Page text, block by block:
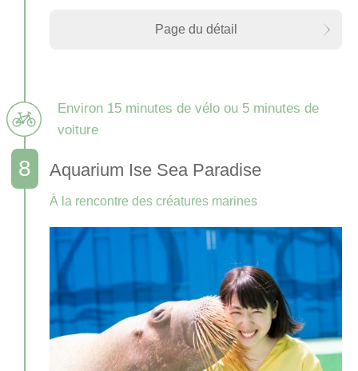
Page du détail
Environ 15 minutes de vélo ou 5 minutes de
voiture
Aquarium Ise Sea Paradise
À la rencontre des créatures marines